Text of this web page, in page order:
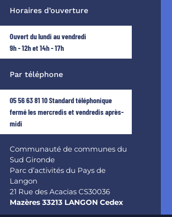
Horaires d’ouverture
Ouvert du lundi au vendredi
9h - 12h et 14h - 17h
Par téléphone
05 56 63 81 10 Standard téléphonique
fermé les mercredis et vendredis après-
midi
Communauté de communes du
Sud Gironde
Parc d’activités du Pays de
Langon
21 Rue des Acacias CS30036
Mazères 33213 LANGON Cedex